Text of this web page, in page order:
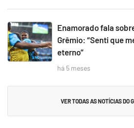
Enamorado fala
Grêmio: “Senti que
eterno”
há 5 meses
VER TODAS AS NOTÍCIAS DO